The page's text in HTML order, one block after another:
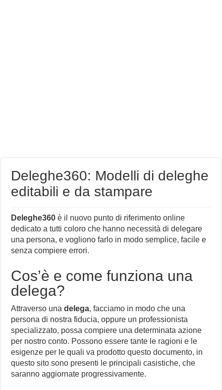
Deleghe360: Modelli di deleghe
editabili e da stampare
Deleghe360 è il nuovo punto di riferimento online
dedicato a tutti coloro che hanno necessità di delegare
una persona, e vogliono farlo in modo semplice, facile e
senza compiere errori.
Cos’è e come funziona una
delega?
Attraverso unadelega, facciamo in modo che una
persona di nostra fiducia, oppure un professionista
specializzato, possa compiere una determinata azione
per nostro conto. Possono essere tante le ragioni e le
esigenze per le quali va prodotto questo documento, in
questo sito sono presenti le principali casistiche, che
saranno aggiornate progressivamente.